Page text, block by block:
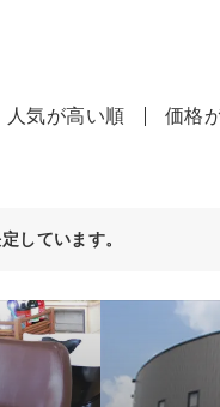
人気が高い順 価格
しています。